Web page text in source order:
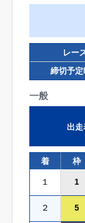
レー
締切予定
一般
出走
着 枠
１ 1
２ 5